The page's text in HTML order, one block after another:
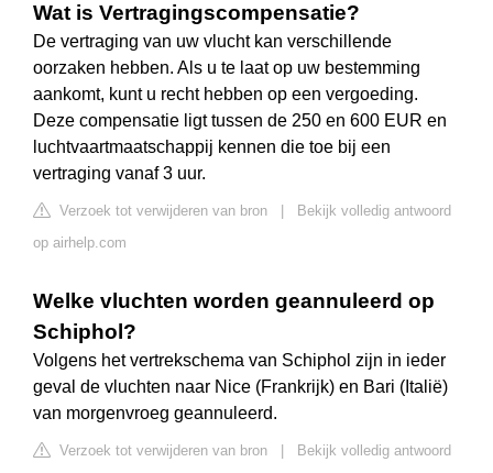
Wat is Vertragingscompensatie?
De vertraging van uw vlucht kan verschillende
oorzaken hebben. Als u te laat op uw bestemming
aankomt, kunt u recht hebben op een vergoeding.
Deze compensatie ligt tussen de 250 en 600 EUR en
luchtvaartmaatschappij kennen die toe bij een
vertraging vanaf 3 uur.
Verzoek tot verwijderen van bron
Bekijk volledig antwoord
op airhelp.com
Welke vluchten worden geannuleerd op
Schiphol?
Volgens het vertrekschema van Schiphol zijn in ieder
geval de vluchten naar Nice (Frankrijk) en Bari (Italië)
van morgenvroeg geannuleerd.
Verzoek tot verwijderen van bron
Bekijk volledig antwoord